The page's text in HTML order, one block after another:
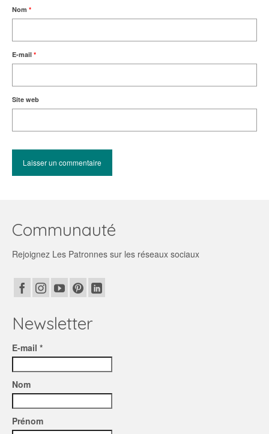
Nom *
E-mail *
Site web
Communauté
Rejoignez Les Patronnes sur les réseaux sociaux
Newsletter
E-mail *
Nom
Prénom